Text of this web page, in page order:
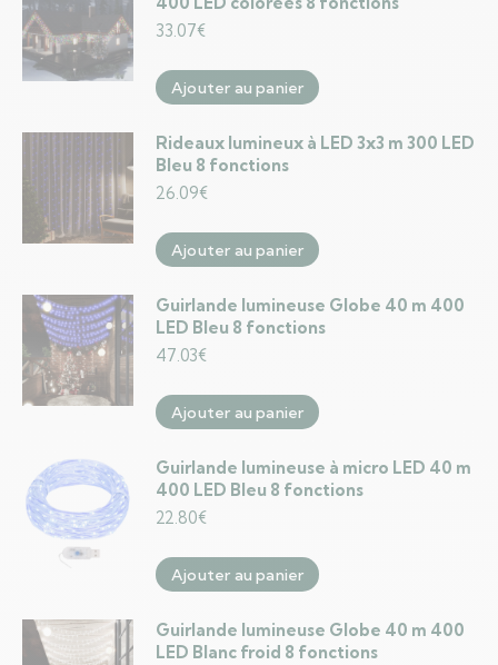
33.07€
Ajouter au panier
Rideaux lumineux à LED 3x3 m 300 LED
Bleu 8 fonctions
26.09€
Ajouter au panier
Guirlande lumineuse Globe 40 m 400
LED Bleu 8 fonctions
47.03€
Ajouter au panier
Guirlande lumineuse à micro LED 40 m
400 LED Bleu 8 fonctions
22.80€
Ajouter au panier
Guirlande lumineuse Globe 40 m 400
LED Blanc froid 8 fonctions